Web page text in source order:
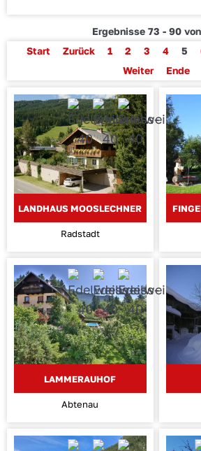
Ergebnisse 73 - 90
Start
Zurück 1 2 3 4 5
Weiter
Ende
LANDHAUS MOOSLECHNER
Radstadt
LAMMERAUHOF
Abtenau